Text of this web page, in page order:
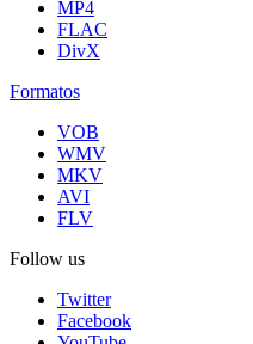
MP4
FLAC
DivX
Formatos
VOB
WMV
MKV
AVI
FLV
Follow us
Twitter
Facebook